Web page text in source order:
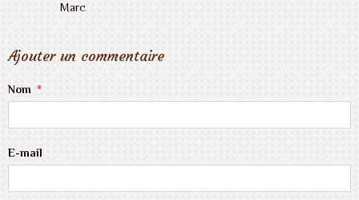
Marc
Ajouter un commentaire
Nom
E-mail